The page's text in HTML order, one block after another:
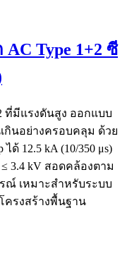
Type 1+2 ซี
2 ที่มีแรงดันสูง ออกแบบ
กินอย่างครอบคลุม ด้วย
ด้ 12.5 kA (10/350 μs)
≤ 3.4 kV สอดคล้องตาม
รณ์ เหมาะสำหรับระบบ
ครงสร้างพื้นฐาน